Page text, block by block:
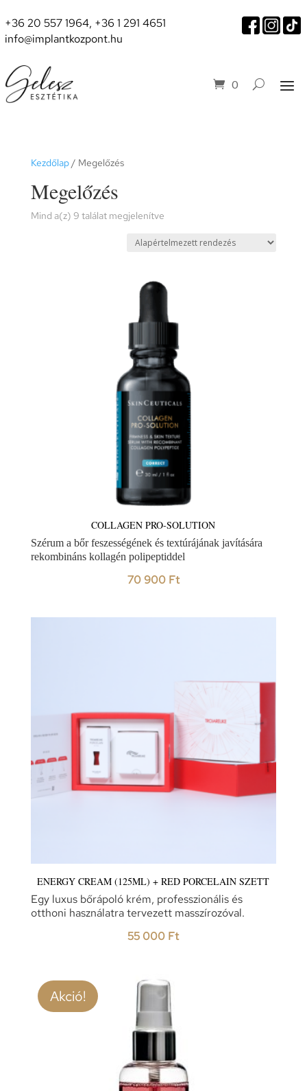
+36 20 557 1964, +36 1 291 4651
info@implantkozpont.hu
0
Kezdőlap/ Megelőzés
Megelőzés
Mind a(z) 9 találat megjelenítve
COLLAGEN PRO-SOLUTION
Szérum a bőr feszességének és textúrájának javítására
rekombináns kollagén polipeptiddel
70 900 Ft
ENERGY CREAM (125ML) + RED PORCELAIN SZETT
Egy luxus bőrápoló krém, professzionális és
otthoni használatra tervezett masszírozóval.
55 000 Ft
Akció!